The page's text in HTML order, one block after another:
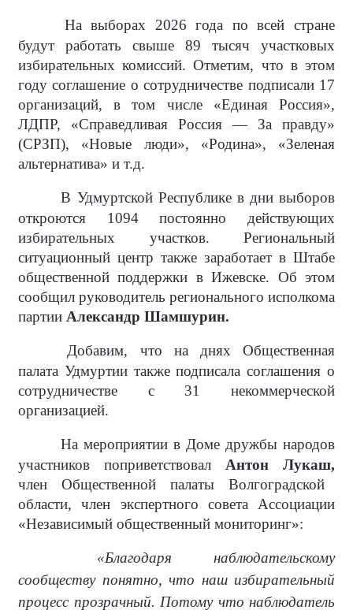
На выборах 2026 года по всей стране
будут работать свыше 89 тысяч участковых
избирательных комиссий. Отметим, что в этом
году соглашение о сотрудничестве подписали 17
организаций, в том числе «Единая Россия»,
ЛДПР, «Справедливая Россия — За правду»
(СРЗП), «Новые люди», «Родина», «Зеленая
альтернатива» и т.д.
В Удмуртской Республике в дни выборов
откроются 1094 постоянно действующих
избирательных участков. Региональный
ситуационный центр также заработает в Штабе
общественной поддержки в Ижевске. Об этом
сообщил руководитель регионального исполкома
партии Александр Шамшурин.
Добавим, что на днях Общественная
палата Удмуртии также подписала соглашения о
сотрудничестве с 31 некоммерческой
организацией.
На мероприятии в Доме дружбы народов
участников поприветствовал Антон Лукаш,
член Общественной палаты Волгоградской
области, член экспертного совета Ассоциации
«Независимый общественный мониторинг»:
«Благодаря наблюдательскому
сообществу понятно, что наш избирательный
процесс прозрачный. Потому что наблюдатель